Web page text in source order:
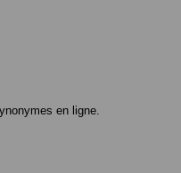
en ligne.